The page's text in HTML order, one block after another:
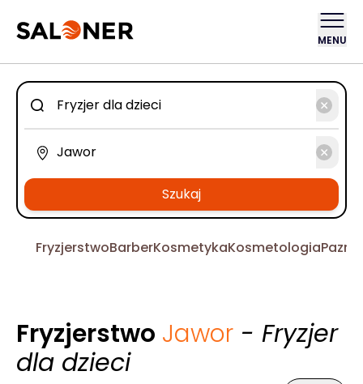
MENU
Szukaj
FryzjerstwoBarberKosmetykaKosmetologia
Fryzjerstwo Jawor - Fryzjer
dla dzieci